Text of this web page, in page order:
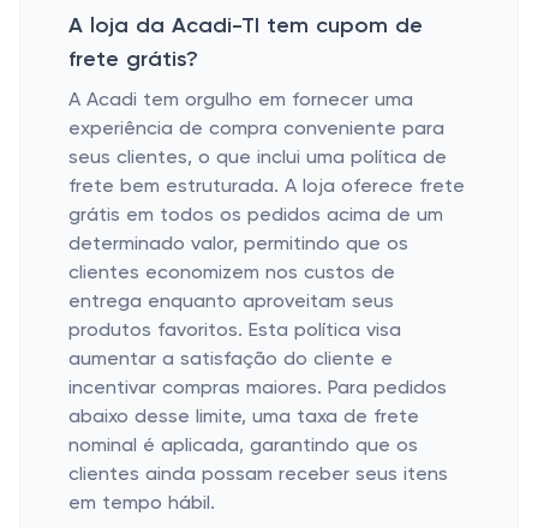
A loja da Acadi-TI tem cupom de
frete grátis?
A Acadi tem orgulho em fornecer uma
experiência de compra conveniente para
seus clientes, o que inclui uma política de
frete bem estruturada. A loja oferece frete
grátis em todos os pedidos acima de um
determinado valor, permitindo que os
clientes economizem nos custos de
entrega enquanto aproveitam seus
produtos favoritos. Esta política visa
aumentar a satisfação do cliente e
incentivar compras maiores. Para pedidos
abaixo desse limite, uma taxa de frete
nominal é aplicada, garantindo que os
clientes ainda possam receber seus itens
em tempo hábil.